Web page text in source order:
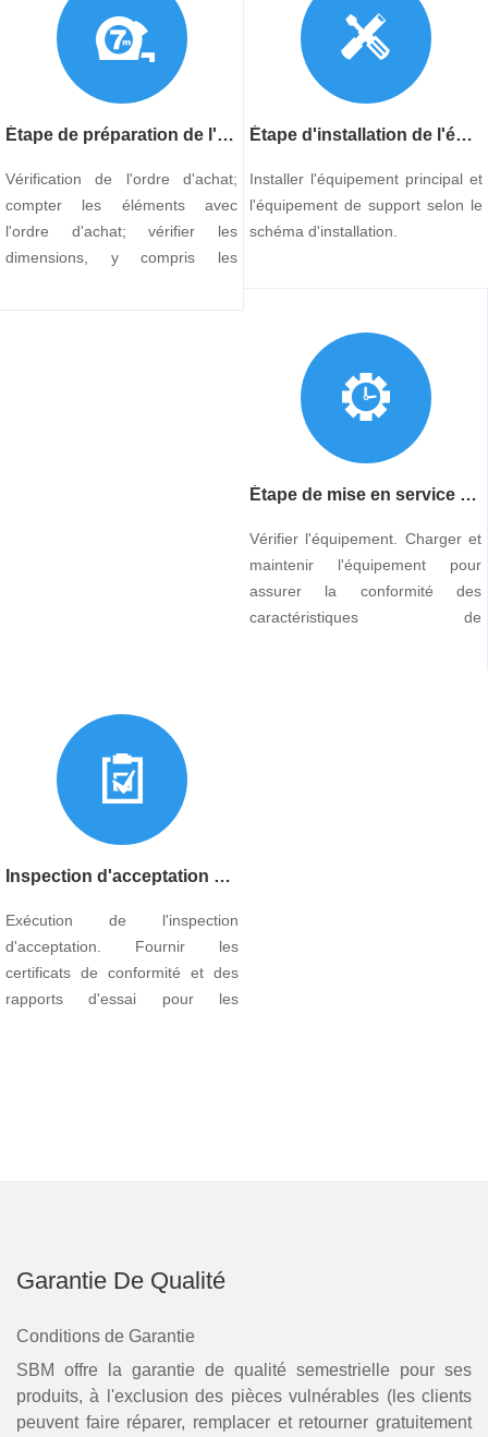
Étape de préparation de l'installation
Vérification de l'ordre d'achat;
compter les éléments avec
l'ordre d'achat; vérifier les
dimensions, y compris les
Étape d'installation de l'équipement
Installer l'équipement principal et
l'équipement de support selon le
schéma d'installation.
Étape de mise en service d'équipement
Vérifier l'équipement. Charger et
maintenir l'équipement pour
assurer la conformité des
caractéristiques de
Inspection d'acceptation d'équipements installés
Exécution de l'inspection
d'acceptation. Fournir les
certificats de conformité et des
rapports d'essai pour les
Garantie De Qualité
Conditions de Garantie
SBM offre la garantie de qualité semestrielle pour ses
produits, à l'exclusion des pièces vulnérables (les clients
peuvent faire réparer, remplacer et retourner gratuitement